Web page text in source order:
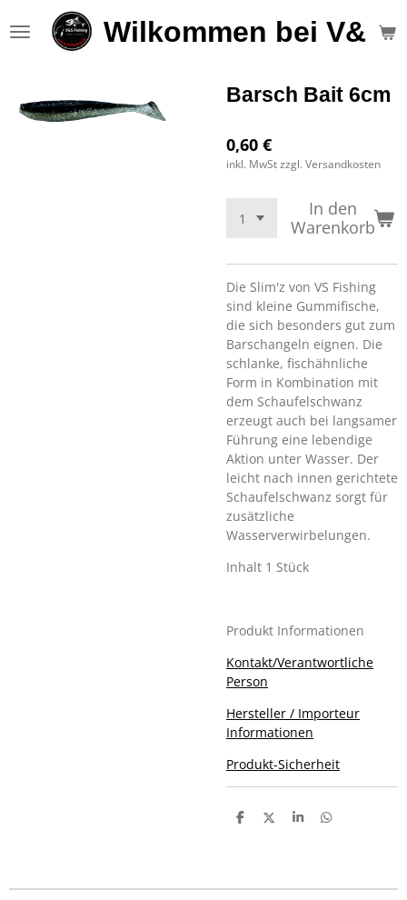
Hauptinhalt
Wilkommen bei V&S
Barsch Bait 6cm
0,60 €
inkl. MwSt zzgl. Versandkosten
In den
Warenkorb
Die Slim'z von VS Fishing
sind kleine Gummifische,
die sich besonders gut zum
Barschangeln eignen. Die
schlanke, fischähnliche
Form in Kombination mit
dem Schaufelschwanz
erzeugt auch bei langsamer
Führung eine lebendige
Aktion unter Wasser. Der
leicht nach innen gerichtete
Schaufelschwanz sorgt für
zusätzliche
Wasserverwirbelungen.
Inhalt 1 Stück
Produkt Informationen
Kontakt/Verantwortliche
Person
Hersteller / Importeur
Informationen
Produkt-Sicherheit
T
n
T
n
T
n
T
n